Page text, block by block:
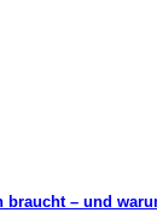
– und